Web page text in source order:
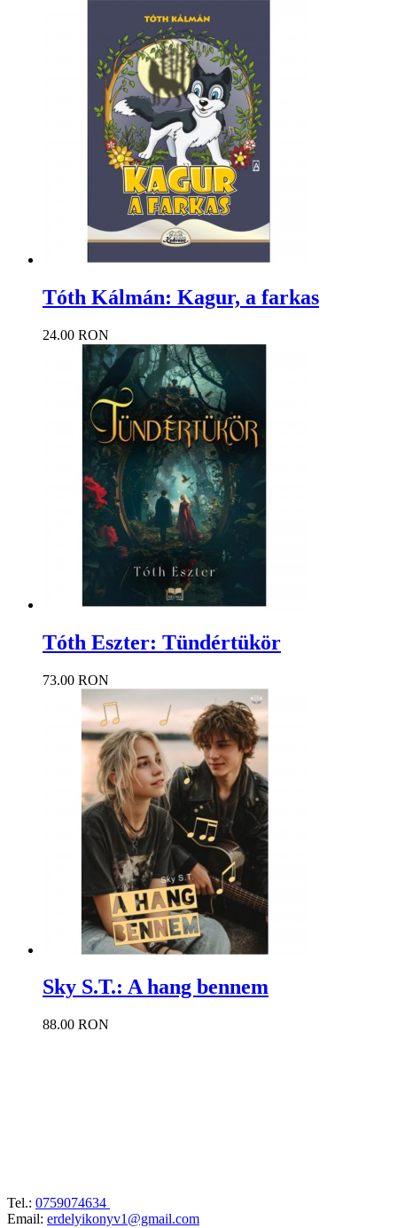
Tóth Kálmán: Kagur, a farkas
24.00 RON
Tóth Eszter: Tündértükör
73.00 RON
Sky S.T.: A hang bennem
88.00 RON
Tel.: 0759074634
Email: erdelyikonyv1@gmail.com